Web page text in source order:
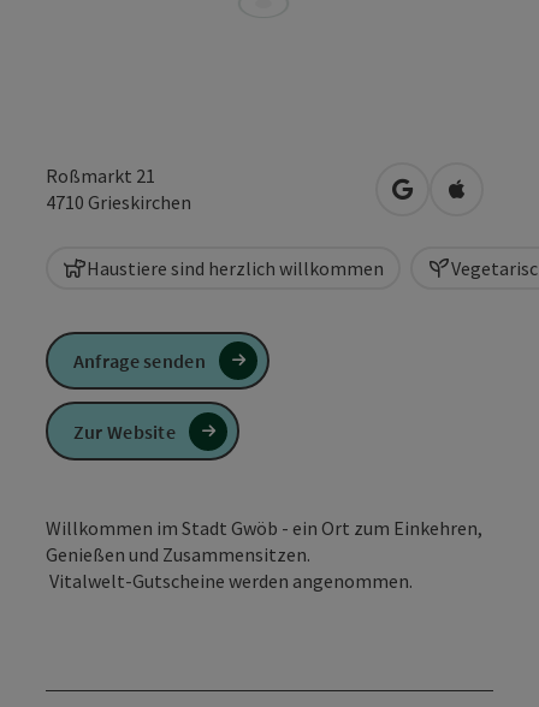
Roßmarkt 21
4710 Grieskirchen in Googlein Apple
Haustiere sind herzlich willkommen
Willkommen im Stadt Gwöb - ein Ort zum Einkehren,
Genießen und Zusammensitzen.
Vitalwelt-Gutscheine werden angenommen.
Anfrage senden
Zur Website